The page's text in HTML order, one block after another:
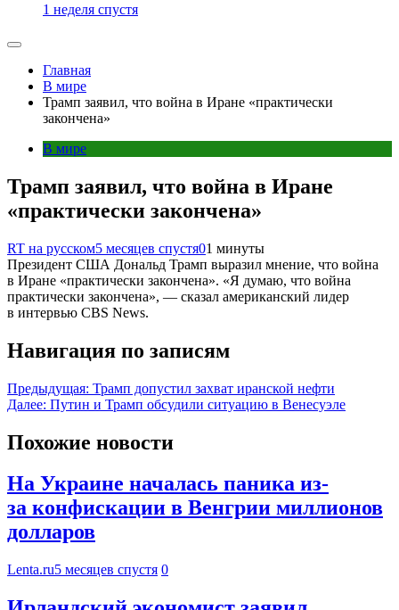
1 неделя спустя
Главная
В мире
Трамп заявил, что война в Иране «практически
закончена»
В мире
Трамп заявил, что война в Иране
«практически закончена»
RT на русском5 месяцев спустя01 минуты
Президент США Дональд Трамп выразил мнение, что война
в Иране «практически закончена». «Я думаю, что война
практически закончена», — сказал американский лидер
в интервью CBS News.
Навигация по записям
Предыдущая: Трамп допустил захват иранской нефти
Далее: Путин и Трамп обсудили ситуацию в Венесуэле
Похожие новости
На Украине началась паника из-
за конфискации в Венгрии миллионов
долларов
Lenta.ru5 месяцев спустя 0